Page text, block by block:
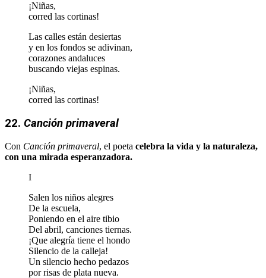
¡Niñas,
corred las cortinas!
Las calles están desiertas
y en los fondos se adivinan,
corazones andaluces
buscando viejas espinas.
¡Niñas,
corred las cortinas!
22. Canción primaveral
Con Canción primaveral, el poeta celebra la vida y la naturaleza,
con una mirada esperanzadora.
I
Salen los niños alegres
De la escuela,
Poniendo en el aire tibio
Del abril, canciones tiernas.
¡Que alegría tiene el hondo
Silencio de la calleja!
Un silencio hecho pedazos
por risas de plata nueva.